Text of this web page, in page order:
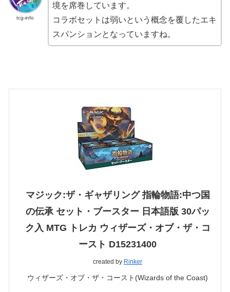
tcg-info
境を席巻しています。
コラボセットは弱いという概念を覆したエキ
スパンションとなっていますね。
マジック:ザ・ギャザリング 指輪物語:中つ国
の伝承 セット・ブースター 日本語版 30パッ
ク入 MTG トレカ ウィザーズ・オブ・ザ・コ
ースト D15231400
created by Rinker
ウィザーズ・オブ・ザ・コースト(Wizards of the Coast)